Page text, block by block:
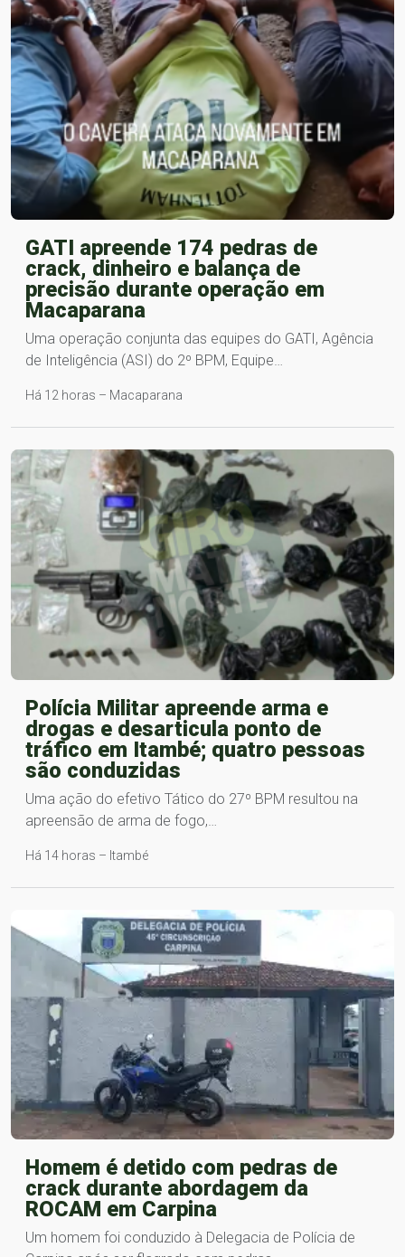
GATI apreende 174 pedras de
crack, dinheiro e balança de
precisão durante operação em
Macaparana
Uma operação conjunta das equipes do GATI, Agência
de Inteligência (ASI) do 2º BPM, Equipe…
Há 12 horas – Macaparana
Polícia Militar apreende arma e
drogas e desarticula ponto de
tráfico em Itambé; quatro pessoas
são conduzidas
Uma ação do efetivo Tático do 27º BPM resultou na
apreensão de arma de fogo,…
Há 14 horas – Itambé
Homem é detido com pedras de
crack durante abordagem da
ROCAM em Carpina
Um homem foi conduzido à Delegacia de Polícia de